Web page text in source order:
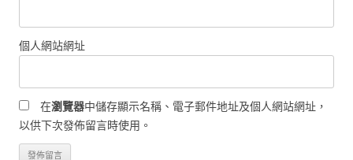
個人網站網址
在瀏覽器中儲存顯示名稱、電子郵件地址及個人網站網址，
以供下次發佈留言時使用。